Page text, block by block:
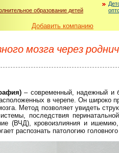
образование детей
Добавить компанию
мозга через
– современный, надежный и
в черепе. Он широко
Метод позволяет увидеть
последствия
(ВЧД), кровоизлияния и
распознать патологию головного